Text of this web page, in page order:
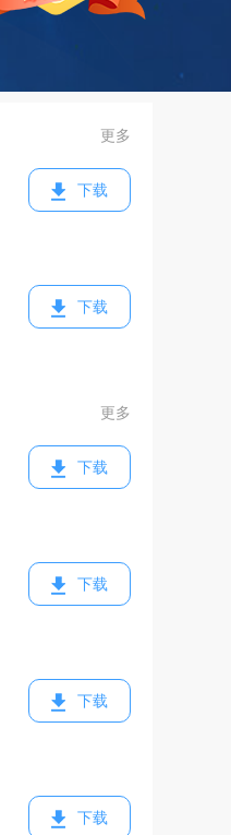
更多
下载
下载
更多
下载
下载
下载
下载